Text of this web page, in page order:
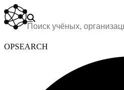
OPSEARCH